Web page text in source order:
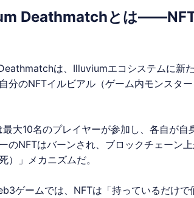
Deathmatchとは——NFT
は、 Illuviumエコシステムに新
分のNFTイルビアル（ゲーム内モンスタ
最大10名のプレイヤーが参加し、各自が
のNFTはバーンされ、ブロックチェーン
）」メカニズムだ。
ゲームでは、NFTは「持っているだけ